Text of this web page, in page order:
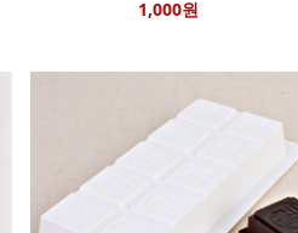
1,000원